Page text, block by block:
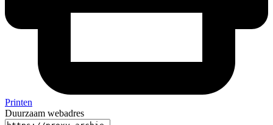
Printen
Duurzaam webadres